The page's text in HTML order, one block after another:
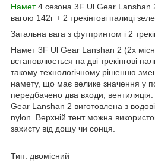
Намет4 сезона 3F Ul Gear Lanshan
вагою 142г + 2 трекінгові палиці
Загальна вага з футпринтом і 2
Намет 3F Ul Gear Lanshan 2 (2х
встановлюється на дві трекінгові
такому технологічному рішенню
намету, що має велике значення у
передбачено два входи,
Gear Lanshan 2 виготовлена з
nylon. Верхній тент можна
захисту від дощу чи сонця.
Тип: двомісний